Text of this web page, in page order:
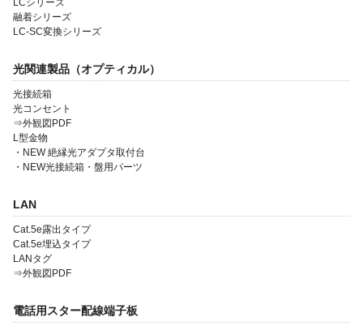
会社案内
金型・射出成形
LCシリーズ
融着シリーズ
LC-SC変換シリーズ
光関連製品（オプティカル）
光接続箱
光コンセント
⇒外観図PDF
L型金物
・NEW 絶縁光アダプタ取付台
・NEW光接続箱・盤用パーツ
LAN
Cat.5e露出タイプ
Cat.5e埋込タイプ
LANタグ
⇒外観図PDF
電話用スター配線端子板